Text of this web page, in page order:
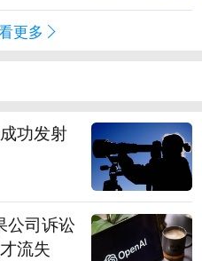
更多
功发射
公司诉讼
流失